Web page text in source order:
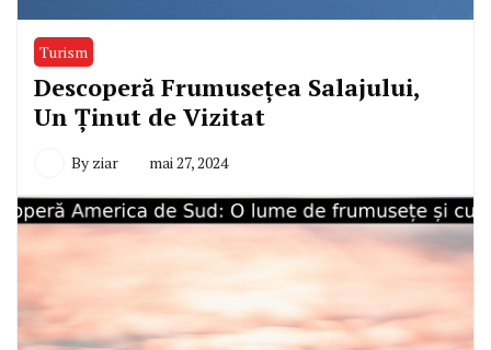
Turism
Descoperă Frumusețea Salajului,
Un Ținut de Vizitat
By ziar mai 27, 2024